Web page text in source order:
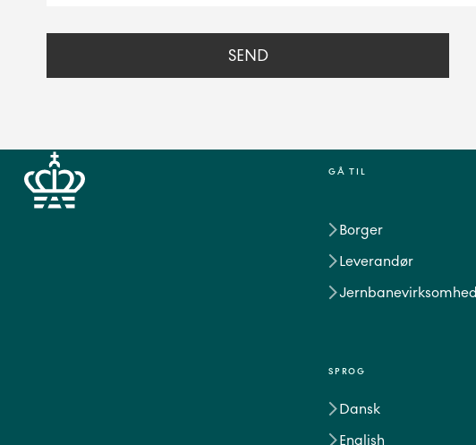
GÅ TIL
Borger
Leverandør
Jernbanevirksomhed
SPROG
Dansk
English